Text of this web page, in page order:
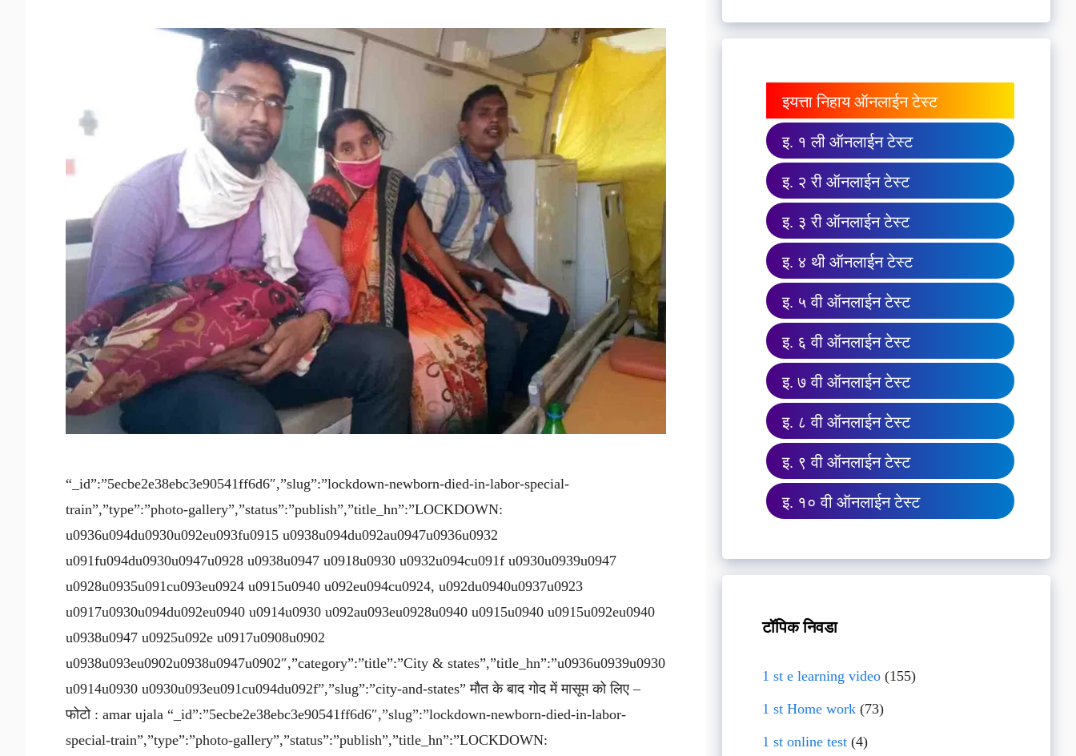
“_id”:”5ecbe2e38ebc3e90541ff6d6″,”slug”:”lockdown-newborn-died-in-labor-special-
train”,”type”:”photo-gallery”,”status”:”publish”,”title_hn”:”LOCKDOWN:
u0936u094du0930u092eu093fu0915 u0938u094du092au0947u0936u0932
u091fu094du0930u0947u0928 u0938u0947 u0918u0930 u0932u094cu091f u0930u0939u0947
u0928u0935u091cu093eu0924 u0915u0940 u092eu094cu0924, u092du0940u0937u0923
u0917u0930u094du092eu0940 u0914u0930 u092au093eu0928u0940 u0915u0940 u0915u092eu0940
u0938u0947 u0925u092e u0917u0908u0902
u0938u093eu0902u0938u0947u0902″,”category”:”title”:”City & states”,”title_hn”:”u0936u0939u0930
u0914u0930 u0930u093eu091cu094du092f”,”slug”:”city-and-states” मौत के बाद गोद में मासूम को लिए –
फोटो : amar ujala “_id”:”5ecbe2e38ebc3e90541ff6d6″,”slug”:”lockdown-newborn-died-in-labor-
special-train”,”type”:”photo-gallery”,”status”:”publish”,”title_hn”:”LOCKDOWN:
इयत्ता निहाय ऑनलाईन टेस्ट
इ. १ ली ऑनलाईन टेस्ट
इ. २ री ऑनलाईन टेस्ट
इ. ३ री ऑनलाईन टेस्ट
इ. ४ थी ऑनलाईन टेस्ट
इ. ५ वी ऑनलाईन टेस्ट
इ. ६ वी ऑनलाईन टेस्ट
इ. ७ वी ऑनलाईन टेस्ट
इ. ८ वी ऑनलाईन टेस्ट
इ. ९ वी ऑनलाईन टेस्ट
इ. १० वी ऑनलाईन टेस्ट
टॉपिक निवडा
1 st e learning video(155)
1 st Home work(73)
1 st online test(4)